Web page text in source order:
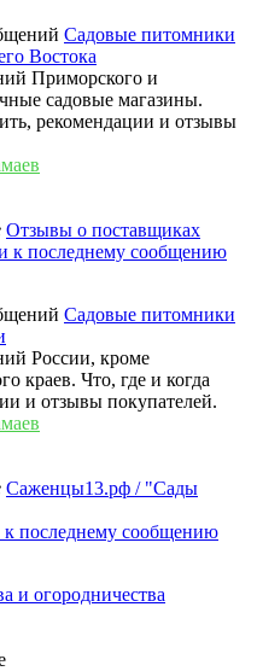
Садовые питомники
Востока
Приморского и
садовые магазины.
рекомендации и отзывы
Отзывы о поставщиках
к последнему сообщению
Садовые питомники
России, кроме
краев. Что, где и когда
и отзывы покупателей.
Саженцы13.рф / "Сады
к последнему сообщению
и огородничества